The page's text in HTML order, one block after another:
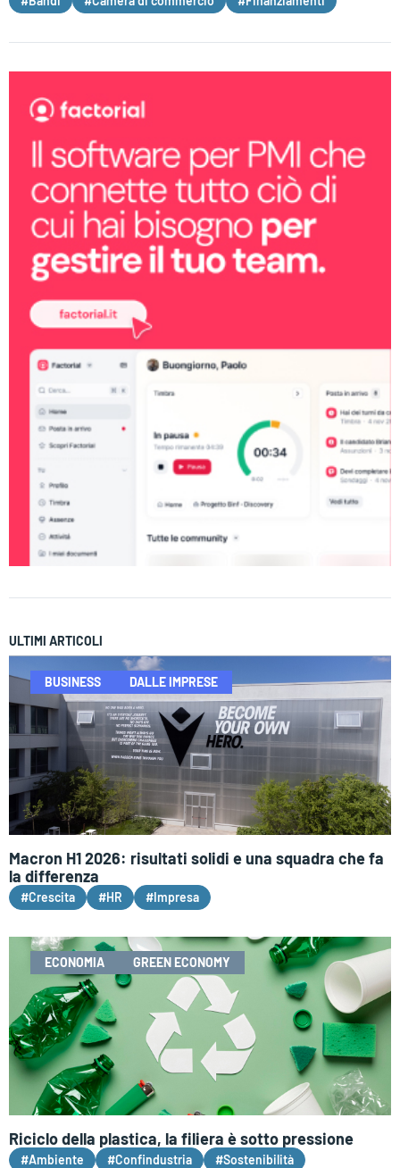
ULTIMI ARTICOLI
BUSINESS DALLE IMPRESE
Macron H1 2026: risultati solidi e una squadra che fa
la differenza
#Crescita #HR #Impresa
ECONOMIA GREEN ECONOMY
Riciclo della plastica, la filiera è sotto pressione
#Ambiente #Confindustria #Sostenibilità